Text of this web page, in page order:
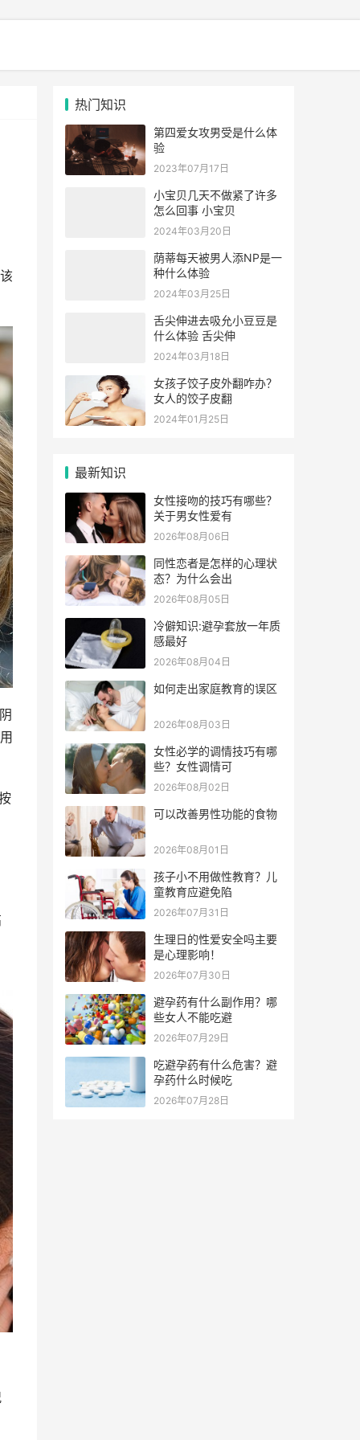
热门知识
第四爱女攻男受是什么体
验
2023年07月17日
小宝贝几天不做紧了许多
怎么回事 小宝贝
2024年03月20日
荫蒂每天被男人添NP是一
种什么体验
2024年03月25日
舌尖伸进去吸允小豆豆是
什么体验 舌尖伸
2024年03月18日
女孩子饺子皮外翻咋办？
女人的饺子皮翻
2024年01月25日
最新知识
女性接吻的技巧有哪些？
关于男女性爱有
2026年08月06日
同性恋者是怎样的心理状
态？为什么会出
2026年08月05日
冷僻知识:避孕套放一年质
感最好
2026年08月04日
如何走出家庭教育的误区
2026年08月03日
女性必学的调情技巧有哪
些？女性调情可
2026年08月02日
可以改善男性功能的食物
2026年08月01日
孩子小不用做性教育？儿
童教育应避免陷
2026年07月31日
生理日的性爱安全吗主要
是心理影响！
2026年07月30日
避孕药有什么副作用？哪
些女人不能吃避
2026年07月29日
吃避孕药有什么危害？避
孕药什么时候吃
2026年07月28日